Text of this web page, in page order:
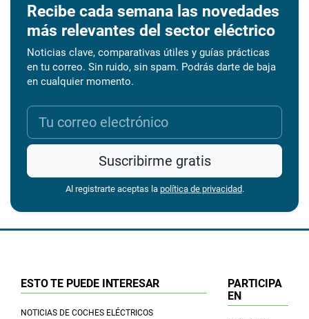
Recibe cada semana las novedades
más relevantes del sector eléctrico
Noticias clave, comparativas útiles y guías prácticas
en tu correo. Sin ruido, sin spam. Podrás darte de baja
en cualquier momento.
Suscribirme gratis
Al registrarte aceptas la política de privacidad.
ESTO TE PUEDE INTERESAR
NOTICIAS DE COCHES ELÉCTRICOS
PARTICIPA
EN